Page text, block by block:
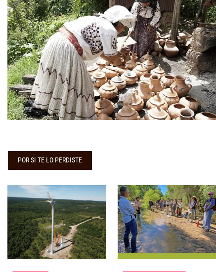
POR SI TE LO PERDISTE